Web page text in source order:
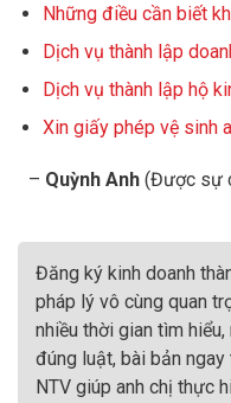
Những điều cần biết
Dịch vụ thành lập
Dịch vụ thành lập hộ
Xin giấy phép vệ sinh
– Quỳnh Anh (Được sự
Đăng ký kinh doanh
pháp lý vô cùng quan
nhiều thời gian tìm
đúng luật, bài bản
NTV giúp anh chị thực